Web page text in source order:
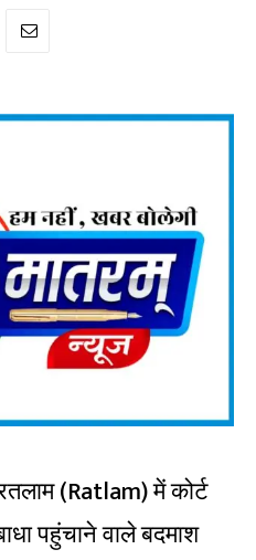
(Ratlam) में कोर्ट
पहुंचाने वाले बदमाश